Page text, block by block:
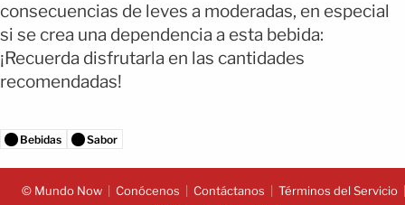
consecuencias de leves a moderadas, en especial
si se crea una dependencia a esta bebida:
¡Recuerda disfrutarla en las cantidades
recomendadas!
Bebidas Sabor
© Mundo Now Conócenos Contáctanos
Términos del Servicio